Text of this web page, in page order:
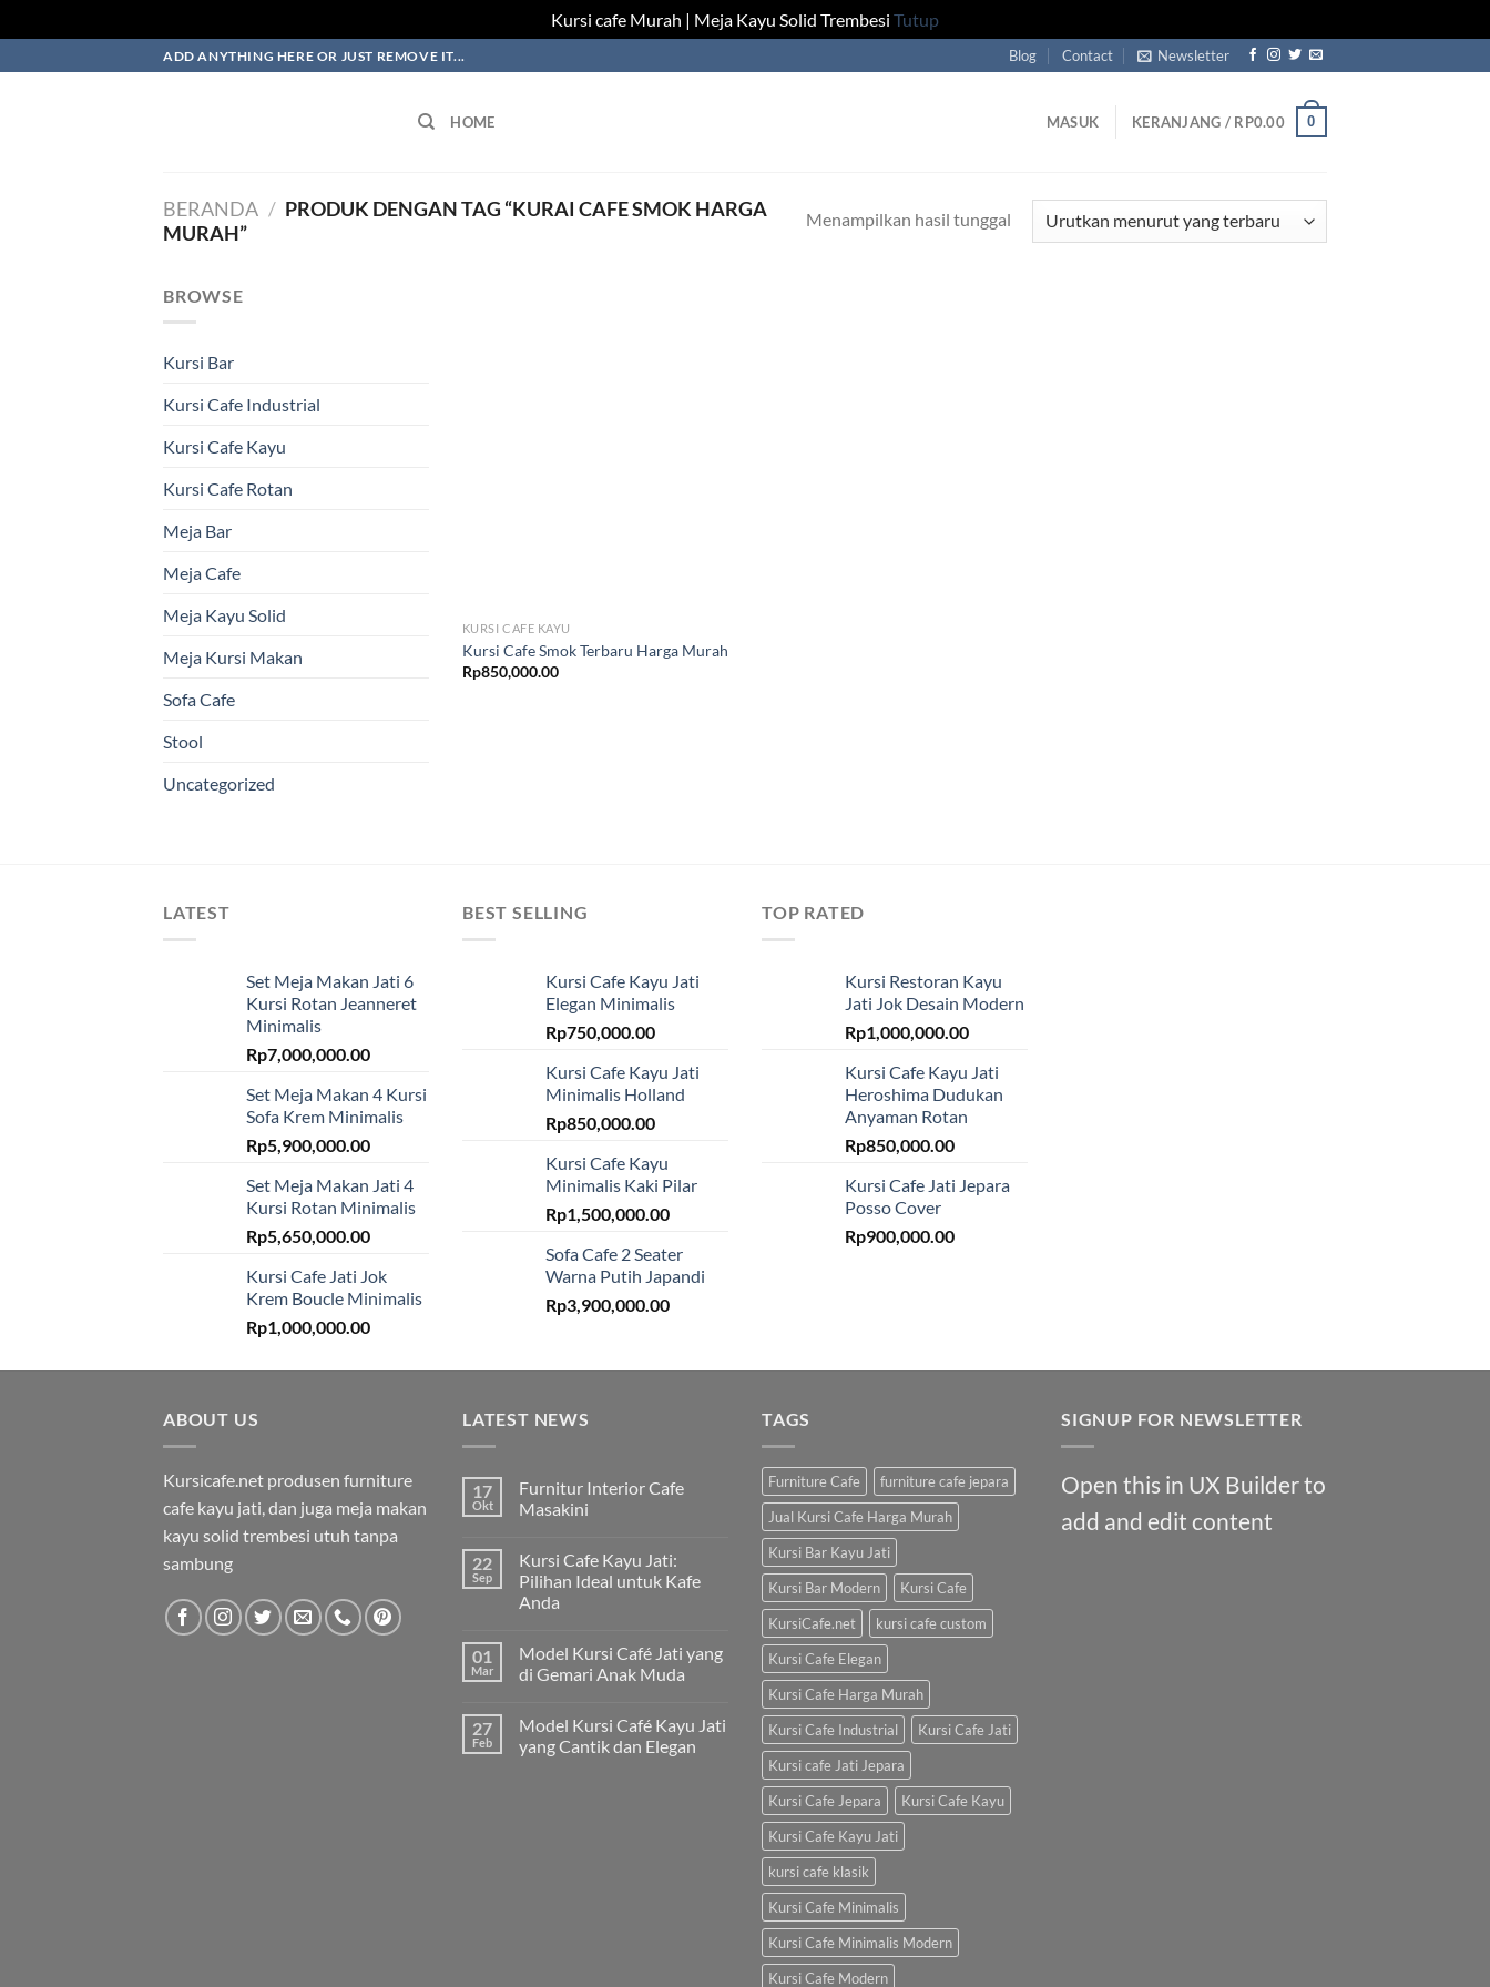
Kursi cafe Murah | Meja Kayu Solid Trembesi Tutup
to
ADD ANYTHING HERE OR JUST REMOVE IT... Blog Contact Newsletter
HOME MASUK KERANJANG / RP0.00 0
BERANDA / PRODUK DENGAN TAG “KURAI CAFE SMOK HARGA
MURAH”
Menampilkan hasil tunggal
BROWSE
Kursi Bar
Kursi Cafe Industrial
Kursi Cafe Kayu
Kursi Cafe Rotan
Meja Bar
Meja Cafe
Meja Kayu Solid
Meja Kursi Makan
Sofa Cafe
Stool
Uncategorized
KURSI CAFE KAYU
Kursi Cafe Smok Terbaru Harga Murah
Rp850,000.00
LATEST
Set Meja Makan Jati 6
Kursi Rotan Jeanneret
Minimalis
Rp7,000,000.00
Set Meja Makan 4 Kursi
Sofa Krem Minimalis
Rp5,900,000.00
Set Meja Makan Jati 4
Kursi Rotan Minimalis
Rp5,650,000.00
Kursi Cafe Jati Jok
Krem Boucle Minimalis
Rp1,000,000.00
BEST SELLING
Kursi Cafe Kayu Jati
Elegan Minimalis
Rp750,000.00
Kursi Cafe Kayu Jati
Minimalis Holland
Rp850,000.00
Kursi Cafe Kayu
Minimalis Kaki Pilar
Rp1,500,000.00
Sofa Cafe 2 Seater
Warna Putih Japandi
Rp3,900,000.00
TOP RATED
Kursi Restoran Kayu
Jati Jok Desain Modern
Rp1,000,000.00
Kursi Cafe Kayu Jati
Heroshima Dudukan
Anyaman Rotan
Rp850,000.00
Kursi Cafe Jati Jepara
Posso Cover
Rp900,000.00
ABOUT US
Kursicafe.net produsen furniture
cafe kayu jati, dan juga meja makan
kayu solid trembesi utuh tanpa
sambung
LATEST NEWS
17
Okt
Furnitur Interior Cafe
Masakini
22
Sep
Kursi Cafe Kayu Jati:
Pilihan Ideal untuk Kafe
Anda
01
Mar
Model Kursi Café Jati yang
di Gemari Anak Muda
27
Feb
Model Kursi Café Kayu Jati
yang Cantik dan Elegan
TAGS
Furniture Cafe
furniture cafe jepara
Jual Kursi Cafe Harga Murah
Kursi Bar Kayu Jati
Kursi Bar Modern
Kursi Cafe
KursiCafe.net
kursi cafe custom
Kursi Cafe Elegan
Kursi Cafe Harga Murah
Kursi Cafe Industrial
Kursi Cafe Jati
Kursi cafe Jati Jepara
Kursi Cafe Jepara
Kursi Cafe Kayu
Kursi Cafe Kayu Jati
kursi cafe klasik
Kursi Cafe Minimalis
Kursi Cafe Minimalis Modern
Kursi Cafe Modern
SIGNUP FOR NEWSLETTER
Open this in UX Builder to
add and edit content